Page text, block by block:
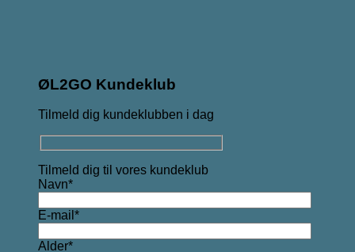
ØL2GO Kundeklub
Tilmeld dig kundeklubben i dag
Tilmeld dig til vores kundeklub
Navn*
E-mail*
Alder*